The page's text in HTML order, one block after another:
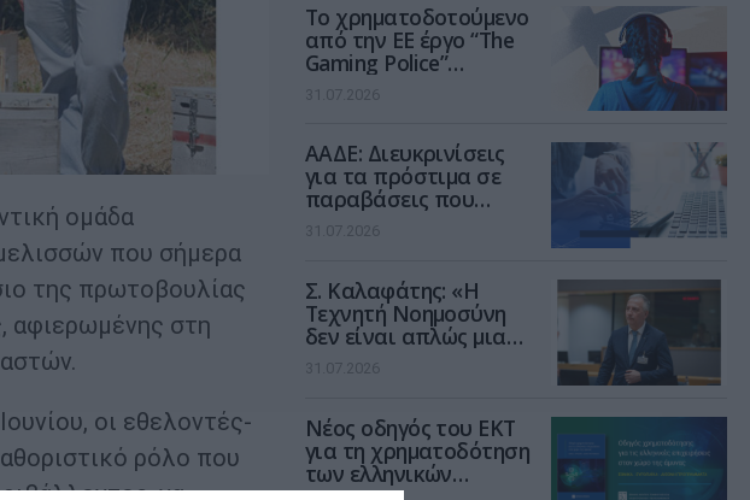
ομάδα
που σήμερα
της πρωτοβουλίας
αφιερωμένης στη
οι εθελοντές-
ρόλο που
Το χρηματοδοτούμενο
από την ΕΕ έργο “The
Gaming Police”
ενισχύει την ασφάλεια
των παιδιών στο
31.07.2026
ΑΑΔΕ: Διευκρινίσεις
για τα πρόστιμα σε
παραβάσεις που
αφορούν τους ΦΗΜ
31.07.2026
Σ. Καλαφάτης: «Η
Τεχνητή Νοημοσύνη
δεν είναι απλώς μια
νέα τεχνολογία, είναι
μια νέα βιομηχανική
31.07.2026
Νέος οδηγός του ΕΚΤ
για τη χρηματοδότηση
των ελληνικών